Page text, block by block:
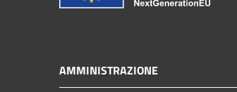
AMMINISTRAZIONE